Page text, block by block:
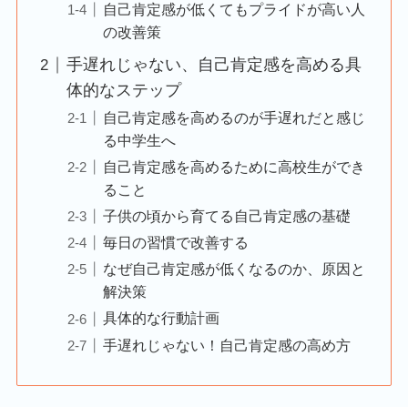
自己肯定感が低くてもプライドが高い人
の改善策
手遅れじゃない、自己肯定感を高める具
体的なステップ
自己肯定感を高めるのが手遅れだと感じ
る中学生へ
自己肯定感を高めるために高校生ができ
ること
子供の頃から育てる自己肯定感の基礎
毎日の習慣で改善する
なぜ自己肯定感が低くなるのか、原因と
解決策
具体的な行動計画
手遅れじゃない！自己肯定感の高め方